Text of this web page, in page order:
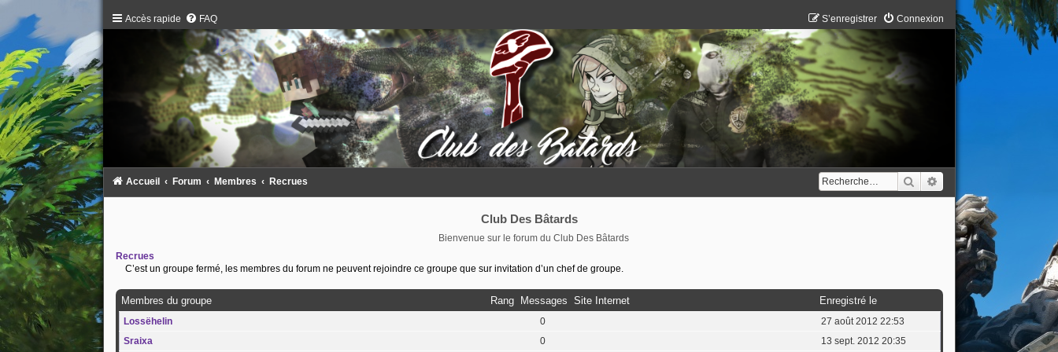
Accès rapide FAQ Connexion
S’enregistrer
Rechercher
Accueil Forum Membres Recrues
Club Des Bâtards
Bienvenue sur le forum du Club Des Bâtards
Recrues
C’est un groupe fermé, les membres du forum ne peuvent rejoindre ce groupe que sur invitation d’un chef de groupe.
Rang
Membres du groupe Messages Site Internet Enregistré le
Lossëhelin 0
27 août 2012 22:53
Sraixa
0
13 sept. 2012 20:35